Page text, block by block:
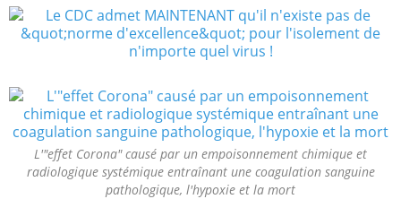
L'"effet Corona" causé par un empoisonnement chimique et
radiologique systémique entraînant une coagulation sanguine
pathologique, l'hypoxie et la mort